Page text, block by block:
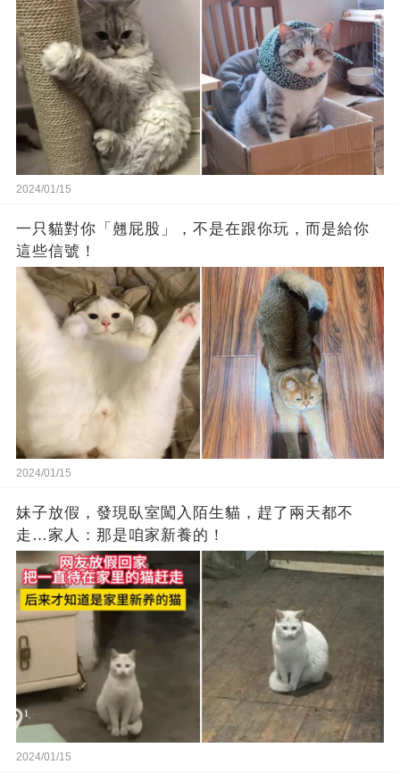
2024/01/15
一只貓對你「翹屁股」，不是在跟你玩，而是給你
這些信號！
2024/01/15
妹子放假，發現臥室闖入陌生貓，趕了兩天都不
走…家人：那是咱家新養的！
2024/01/15